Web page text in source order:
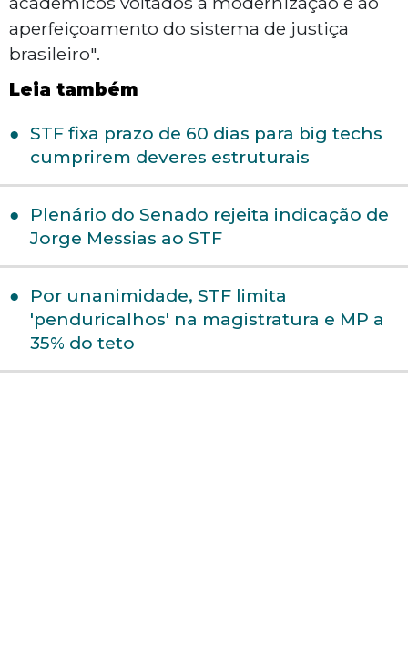
aperfeiçoamento do sistema de justiça
brasileiro".
Leia também
STF fixa prazo de 60 dias para big techs
cumprirem deveres estruturais
Plenário do Senado rejeita indicação de
Jorge Messias ao STF
Por unanimidade, STF limita
'penduricalhos' na magistratura e MP a
35% do teto